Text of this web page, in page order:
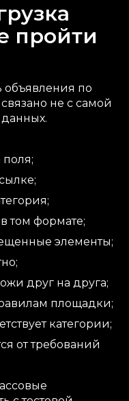
пройти
объявления по
не с самой
данных.
поля;
том формате;
элементы;
друг на друга;
площадки;
категории;
от требований